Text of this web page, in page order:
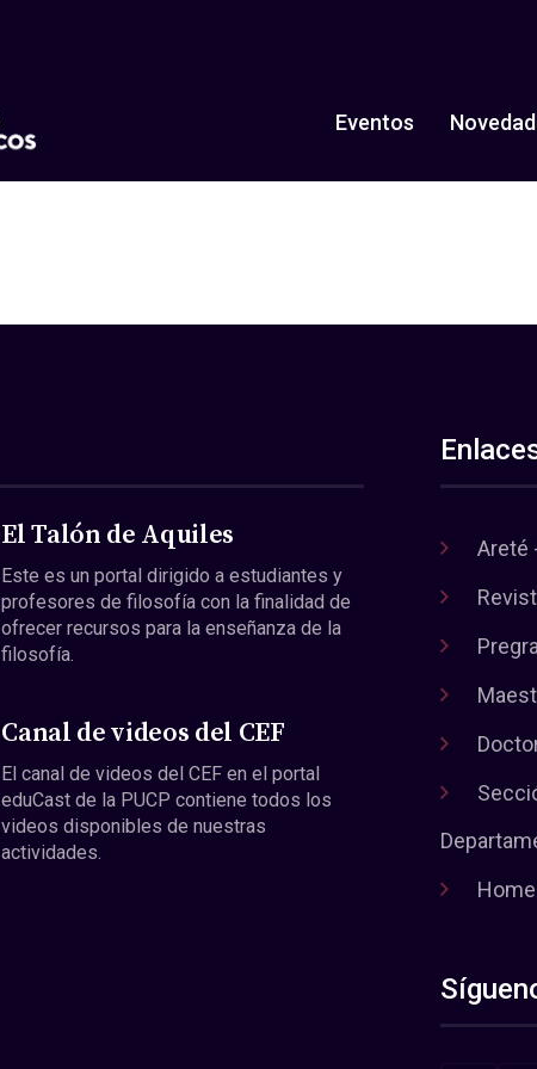
Eventos
El Talón de Aquiles
Este es un portal dirigido a estudiantes y
profesores de filosofía con la finalidad de
ofrecer recursos para la enseñanza de la
filosofía.
Canal de videos del CEF
El canal de videos del CEF en el portal
eduCast de la PUCP contiene todos los
videos disponibles de nuestras
actividades.
Areté